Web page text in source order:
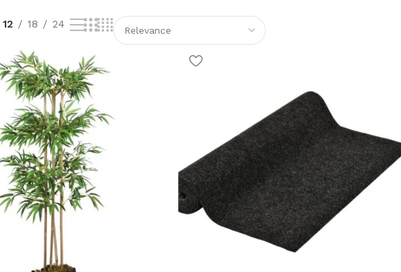
12 18 24